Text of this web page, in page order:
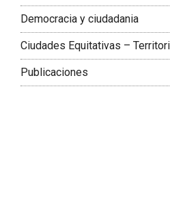
Democracia y ciudadania
Ciudades Equitativas –
Publicaciones